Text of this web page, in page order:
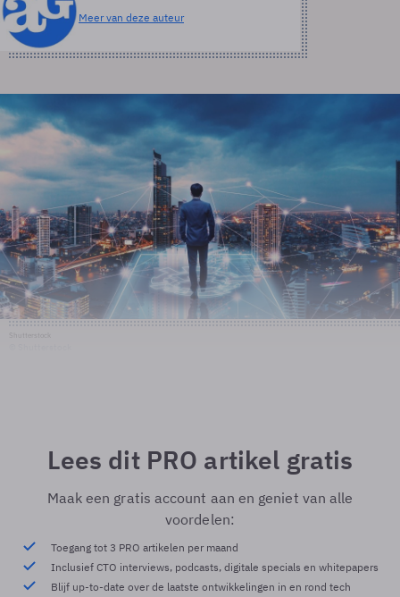
Meer van deze auteur
Lees dit PRO artikel gratis
Maak een gratis account aan en geniet van alle
voordelen:
Toegang tot 3 PRO artikelen per maand
Inclusief CTO interviews, podcasts, digitale specials en whitepapers
Blijf up-to-date over de laatste ontwikkelingen in en rond tech